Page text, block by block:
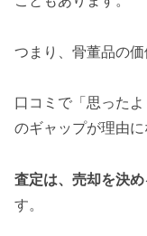
つまり、骨董品の
口コミで「思った
のギャップが理由に
査定は、売却を決
す。